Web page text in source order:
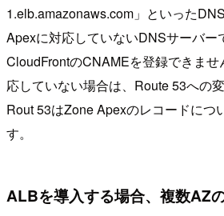
1.elb.amazonaws.com」といった
Apexに対応していないDNSサーバー
CloudFrontのCNAMEを登録できま
応していない場合は、Route 53への
Rout 53はZone Apexのレコードにつ
す。
ALBを導入する場合、複数AZ